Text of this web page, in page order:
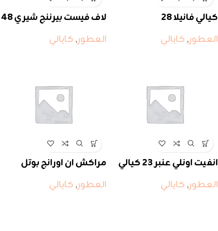
كيالي فانيلا 28
العطور, كايالي
لاف فيست بيرننج شيري 48
العطور, كايالي
انفيت اونلي عنبر 23 كيالي
العطور, كايالي
مراكش ان اورانج بوتل
العطور, كايالي